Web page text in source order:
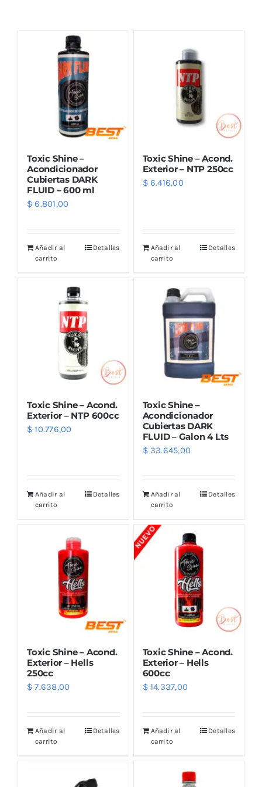
Combos
Mayorista
Marcas
Noticias
Toxic Shine –
Acondicionador
Cubiertas DARK
FLUID – 600 ml
$ 6.801,00
Añadir al
carrito
Detalles
Toxic Shine – Acond.
Exterior – NTP 250cc
$6.416,00
Añadir al
carrito
Detalles
Toxic Shine – Acond.
Exterior – NTP 600cc
$ 10.776,00
Añadir al
carrito
Detalles
Toxic Shine –
Acondicionador
Cubiertas DARK
FLUID – Galon 4 Lts
$33.645,00
Añadir al
carrito
Detalles
Toxic Shine – Acond.
Exterior – Hells
250cc
$ 7.638,00
Añadir al
carrito
Detalles
Toxic Shine – Acond.
Exterior – Hells
600cc
$14.337,00
Añadir al
carrito
Detalles